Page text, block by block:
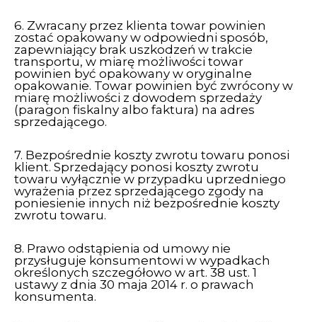
6. Zwracany przez klienta towar powinien
zostać opakowany w odpowiedni sposób,
zapewniający brak uszkodzeń w trakcie
transportu, w miarę możliwości towar
powinien być opakowany w oryginalne
opakowanie. Towar powinien być zwrócony w
miarę możliwości z dowodem sprzedaży
(paragon fiskalny albo faktura) na adres
sprzedającego.
7. Bezpośrednie koszty zwrotu towaru ponosi
klient. Sprzedający ponosi koszty zwrotu
towaru wyłącznie w przypadku uprzedniego
wyrażenia przez sprzedającego zgody na
poniesienie innych niż bezpośrednie koszty
zwrotu towaru.
8. Prawo odstąpienia od umowy nie
przysługuje konsumentowi w wypadkach
określonych szczegółowo w art. 38 ust. 1
ustawy z dnia 30 maja 2014 r. o prawach
konsumenta.